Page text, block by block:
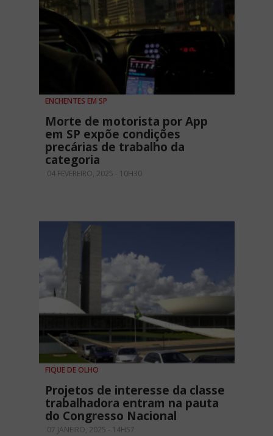
ENCHENTES EM SP
Morte de motorista por App
em SP expõe condições
precárias de trabalho da
categoria
04 FEVEREIRO, 2025 - 10H30
FIQUE DE OLHO
Projetos de interesse da classe
trabalhadora entram na pauta
do Congresso Nacional
07 JANEIRO, 2025 - 14H57